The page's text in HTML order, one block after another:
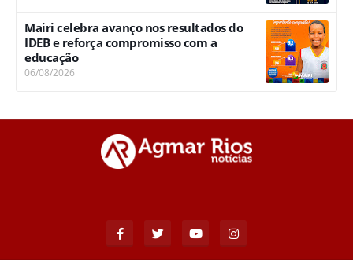
Mairi celebra avanço nos resultados do
IDEB e reforça compromisso com a
educação
06/08/2026